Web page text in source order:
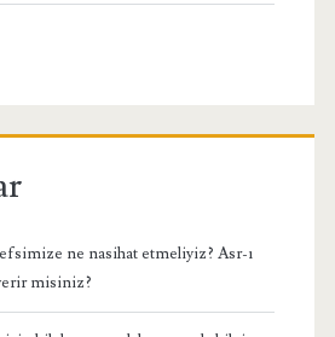
ne nasihat etmeliyiz? Asr-ı
misiniz?